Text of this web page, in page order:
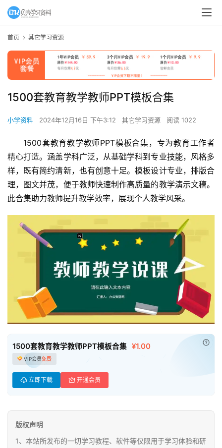
页
母
首页 其它学习资源
1500套教育教学教师PPT模板合集
小学资料 2024年12月16日 下午3:12 其它学习资源 阅读 1022
1500套教育教学教师PPT模板合集，专为教育工作者
精心打造。涵盖学科广泛，从基础学科到专业技能，风格多
样，既有简约清新，也有创意十足。模板设计专业，排版合
理，图文并茂，便于教师快速制作高质量的教学演示文稿。
此合集助力教师提升教学效率，展现个人教学风采。
1500套教育教学教师PPT模板合集 ¥1.00
VIP会员免费
立即下载 开通会员
版权声明
1、本站所发布的一切学习教程、软件等仅限用于学习体验和研